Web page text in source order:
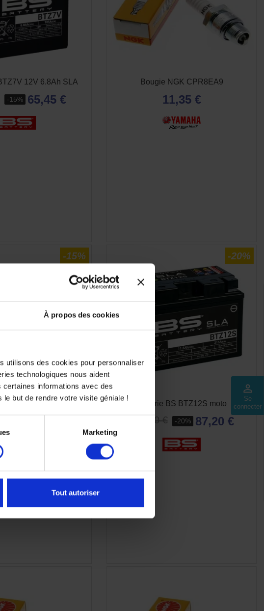
À propos des cookies
utilisons des cookies pour personnaliser
technologiques nous aident
informations avec des
but de rendre votre visite géniale !
Marketing
Tout autoriser
perm_identity
Se
connecter
12V 6.8Ah SLA
-15% 65,45 €
Bougie NGK CPR8EA9
11,35 €
-15%
12V 8,4Ah SLA sans
-15%
-20%
Batterie BS BTZ12S moto
109,00 € -20% 87,20 €